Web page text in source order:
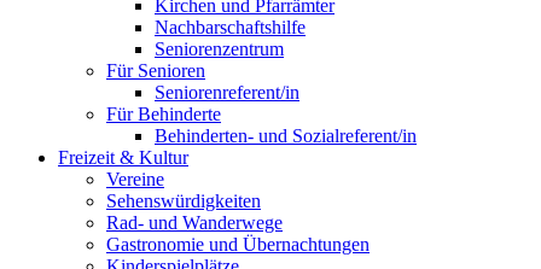
Kirchen und Pfarrämter
Nachbarschaftshilfe
Seniorenzentrum
Für Senioren
Seniorenreferent/in
Für Behinderte
Behinderten- und Sozialreferent/in
Freizeit & Kultur
Vereine
Sehenswürdigkeiten
Rad- und Wanderwege
Gastronomie und Übernachtungen